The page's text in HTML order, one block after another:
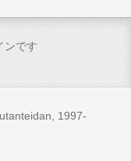
ンです
1997-